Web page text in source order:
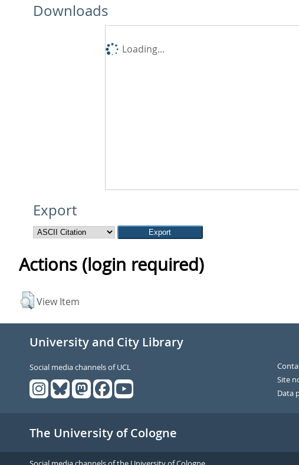
Downloads
Loading...
Export
Actions (login required)
View Item
University and City Library
Social media channels of UCL
Site
Data
The University of Cologne